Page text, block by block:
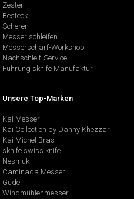
Zester
Besteck
Scheren
Messer schleifen
Messerschärf-Workshop
Nachschleif-Service
Führung sknife Manufaktur
Unsere Top-Marken
Kai Messer
Kai Collection by Danny Khezzar
Kai Michel Bras
sknife swiss knife
Nesmuk
Caminada Messer
Güde
Windmühlenmesser